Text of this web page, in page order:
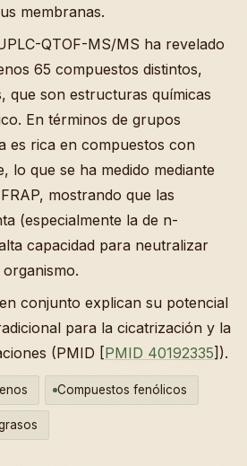
membranas.
QTOF-MS/MS ha revelado
65 compuestos distintos,
que son estructuras químicas
En términos de grupos
es rica en compuestos con
lo que se ha medido mediante
mostrando que las
(especialmente la de n-
capacidad para neutralizar
conjunto explican su potencial
para la cicatrización y la
(PMID [PMID 40192335]).
Compuestos fenólicos